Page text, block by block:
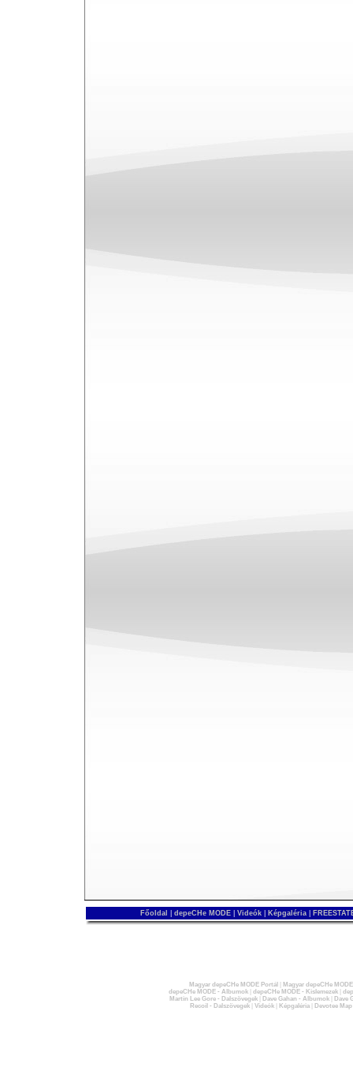
Főoldal depeCHe MODE Videók Képgaléria
Magyar depeCHe MODE Portál
Magyar depeCHe
depeCHe MODE - Albumok| depeCHe MODE - Kislemezek|
Martin Lee Gore - Dalszövegek| Dave Gahan - Albumok|
Dave
Recoil - Dalszövegek| Videók| Képgaléria| Devotee Map